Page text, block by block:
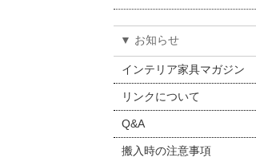
▼ お知らせ
インテリア家具マガジン
リンクについて
Q&A
搬入時の注意事項